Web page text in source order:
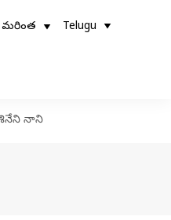
మరింత Telugu
నాని